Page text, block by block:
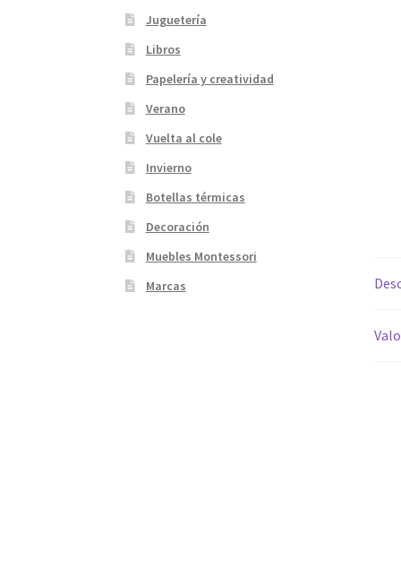
Juguetería
Libros
Papelería y creatividad
Verano
Vuelta al cole
Invierno
Botellas térmicas
Decoración
Muebles Montessori
Marcas